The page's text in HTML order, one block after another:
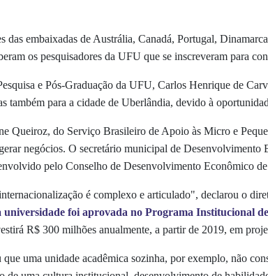
das embaixadas de Austrália, Canadá, Portugal,
os pesquisadores da UFU que se inscreveram para
e Pós-Graduação da UFU, Carlos Henrique de
também para a cidade de Uberlândia, devido à
Queiroz, do Serviço Brasileiro de Apoio às Micro e
negócios. O secretário municipal de
pelo Conselho de Desenvolvimento Econômico
é complexo e articulado", declarou o
universidade foi aprovada no Programa Institucional
R$ 300 milhões anualmente, a partir de 2019, em
uma unidade acadêmica sozinha, por exemplo, não